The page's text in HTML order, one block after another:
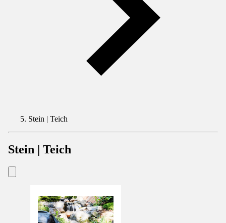
Stein | Teich
Stein | Teich